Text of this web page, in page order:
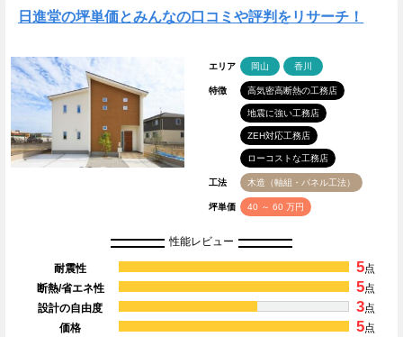
日進堂の坪単価とみんなの口コミや評判をリサーチ！
エリア 岡山 香川
特徴 高気密高断熱の工務店
地震に強い工務店
ZEH対応工務店
ローコストな工務店
工法 木造（軸組・パネル工法）
坪単価 40 ～ 60 万円
性能レビュー
耐震性 5点
断熱/省エネ性
5点
設計の自由度
3点
価格
5点